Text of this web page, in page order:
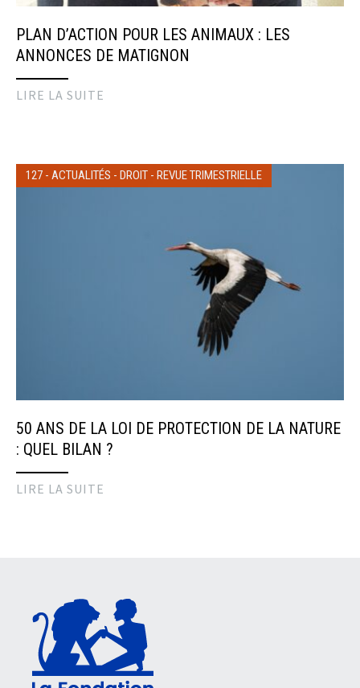
PLAN D’ACTION POUR LES ANIMAUX : LES
ANNONCES DE MATIGNON
LIRE LA SUITE
127 - ACTUALITÉS - DROIT - REVUE TRIMESTRIELLE
50 ANS DE LA LOI DE PROTECTION DE LA NATURE
: QUEL BILAN ?
LIRE LA SUITE